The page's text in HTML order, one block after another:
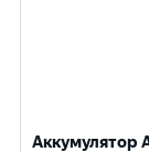
Аккумулятор